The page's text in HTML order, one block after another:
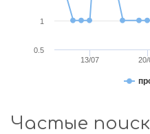
13/07 20/
0.5
1
Частые